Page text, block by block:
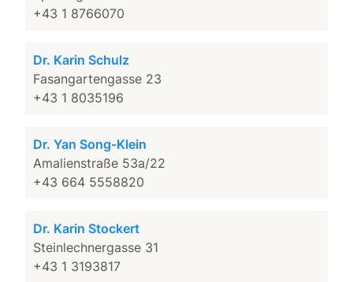
+43 1 8766070
Dr. Karin Schulz
Fasangartengasse 23
+43 1 8035196
Dr. Yan Song-Klein
Amalienstraße 53a/22
+43 664 5558820
Dr. Karin Stockert
Steinlechnergasse 31
+43 1 3193817